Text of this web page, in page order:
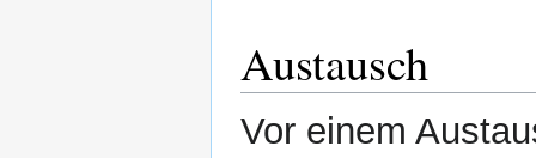
Austausch
Vor einem